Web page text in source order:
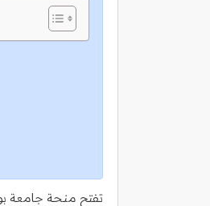
تفتح منحة جامعة